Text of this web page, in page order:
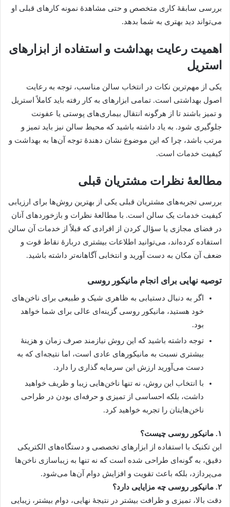
بررسی سابقۀ کاری متخصص و حتی مشاهدۀ نمونه کارهای قبلی او
می‌تواند دید بهتری به شما بدهد.
اهمیت رعایت بهداشت و استفاده از ابزارهای
استریل
یکی از مهم‌ترین نکات در انتخاب سالن مناسب، توجه به رعایت
اصول بهداشتی است. تمامی ابزارهای به کار رفته باید کاملاً استریل
و تمیز باشند تا از هرگونه انتقال بیماری‌های پوستی یا عفونت
جلوگیری شود. به یاد داشته باشید که محیط سالن نیز باید تمیز و
مرتب باشد، چرا که این موضوع نشان دهندۀ توجه آن‌ها به بهداشت و
کیفیت خدمات است.
مطالعۀ نظرات مشتریان قبلی
بررسی تجربه‌های مشتریان قبلی یکی از بهترین روش‌ها برای ارزیابی
کیفیت خدمات یک سالن است. با مطالعۀ نظرات و بازخوردهای آنان
در فضای مجازی یا سؤال کردن از افرادی که قبلاً از خدمات آن سالن
استفاده کرده‌اند، می‌توانید اطلاعات بیشتری دربارۀ نقاط قوت و
ضعف آن مکان به دست آورید و انتخابی آگاهانه‌تر داشته باشید.
توصیه نهایی برای انجام مانیکور روسی
اگر به دنبال دستیابی به ظاهری شیک و طبیعی برای ناخن‌های
خود هستید، مانیکور روسی گزینه‌ای عالی برای شما خواهد
بود.
توجه داشته باشید که این روش نیازمند صرف زمان و هزینۀ
بیشتری نسبت به مانیکورهای عادی است، اما نتیجه‌ای که به
دست می‌آورید ارزش این سرمایه گذاری را دارد.
با انتخاب این روش، نه تنها ناخن‌هایی زیبا و ظریف خواهید
داشت، بلکه احساسی از تمیزی و حرفه‌ای بودن در طراحی
ناخن‌هایتان را تجربه خواهید کرد.
۱. مانیکور روسی چیست؟
این تکنیک با استفاده از ابزارهای تخصصی و دستگاه‌های الکتریکی
دقیق، به گونه‌ای طراحی شده است که نه تنها به زیباسازی ناخن‌ها
می‌پردازد، بلکه باعث تقویت و افزایش دوام آن‌ها می‌شود.
۲. مانیکور روسی چه مزایایی دارد؟
دقت بالا، تمیزی و ظرافت بیشتر در نتیجۀ نهایی، دوام بیشتر، زیبایی